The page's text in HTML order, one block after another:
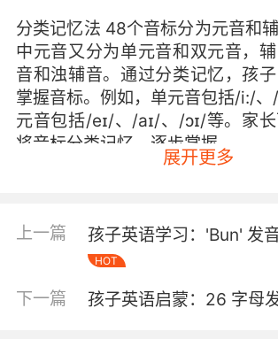
分类记忆法 48个音标分为元音和
中元音又分为单元音和双元音，
音和浊辅音。通过分类记忆，孩
掌握音标。例如，单元音包括/i:/
元音包括/eɪ/、/aɪ/、/ɔɪ/等。家
将音标分类记忆，逐步掌握。
音标卡片游戏 利用音标卡片进行
式进行学习。例如，抽到/i:/的卡片
出这个音，并说出包含这个音的
音标歌曲 音乐是儿童学习的好帮
展开更多
上一篇 孩子英语学习：'Bun' 发
HOT
下一篇 孩子英语启蒙：26 字母